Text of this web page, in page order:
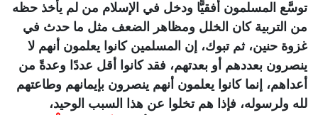
توسَّع المسلمون أفقيًّا ودخل في الإسلام من لم يأخذ حظه
من التربية كان الخلل ومظاهر الضعف مثل ما حدث في
غزوة حنين، ثم تبوك، إن المسلمين كانوا يعلمون أنهم لا
ينصرون بعددهم أو بعدتهم، فقد كانوا أقل عددًا وعدةً من
أعداهم، إنما كانوا يعلمون أنهم ينصرون بإيمانهم وطاعتهم
لله ولرسوله، فإذا هم تخلوا عن هذا السبب الوحيد،